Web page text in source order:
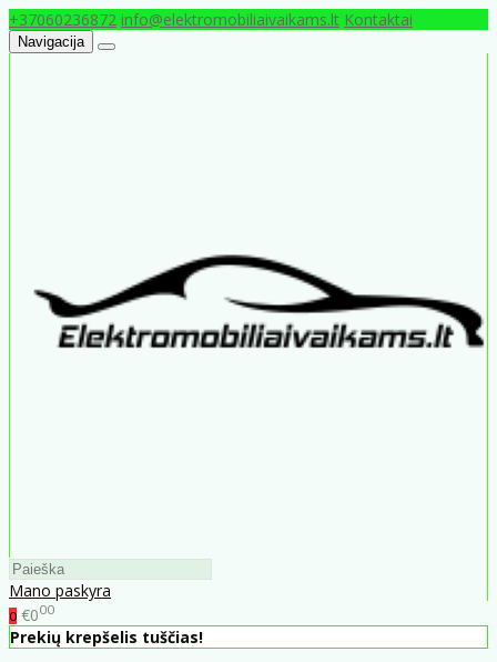
+37060236872 info@elektromobiliaivaikams.lt Kontaktai
Navigacija
Mano paskyra
0 €000
Prekių krepšelis tuščias!